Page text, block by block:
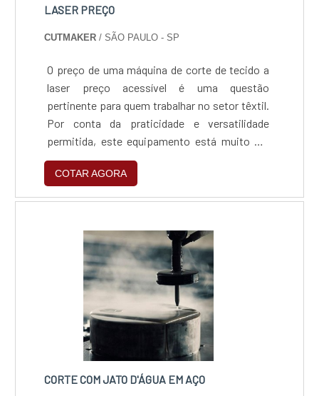
LASER PREÇO
CUTMAKER / SÃO PAULO - SP
O preço de uma máquina de corte de tecido a
laser preço acessível é uma questão
pertinente para quem trabalhar no setor têxtil.
Por conta da praticidade e versatilidade
permitida, este equipamento está muito em
alta mas é preciso que se entenda algumas
questões antes de adquiri-la.Variedade de
modelos e funçõesA máquina de corte e
de entrada no corte a laser, capaz de cortar
bordados, patchwork, co....
COTAR AGORA
CORTE COM JATO D'ÁGUA EM AÇO